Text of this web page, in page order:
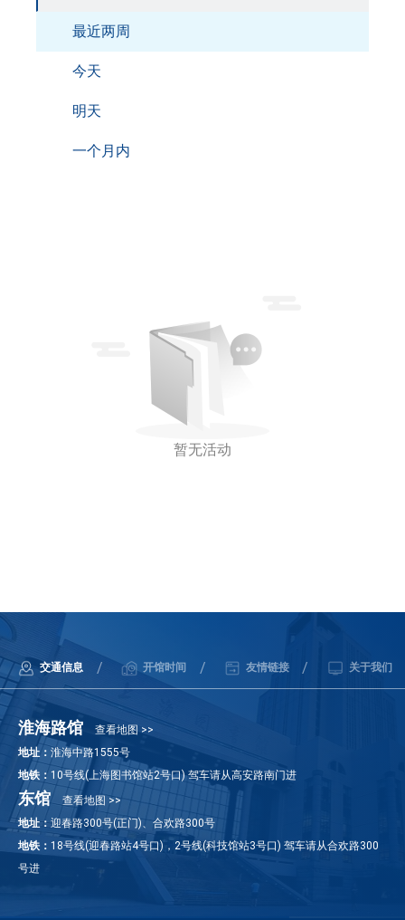
最近两周
今天
明天
一个月内
暂无活动
交通信息 / 开馆时间 / 友情链接 / 关于我们
淮海路馆
查看地图 >>
地址： 淮海中路1555号
地铁： 10号线(上海图书馆站2号口) 驾车请从高安路南门进
东馆
查看地图 >>
地址： 迎春路300号(正门)、合欢路300号
地铁： 18号线(迎春路站4号口)，2号线(科技馆站3号口) 驾车请从合欢路300
号进